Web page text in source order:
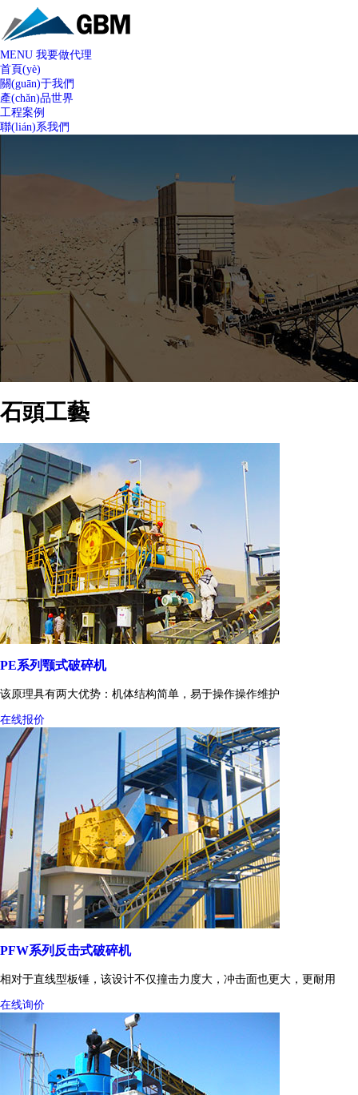
MENU 我要做代理
首頁(yè)
關(guān)于我們
產(chǎn)品世界
工程案例
聯(lián)系我們
石頭工藝
PE系列颚式破碎机
该原理具有两大优势：机体结构简单，易于操作操作维护
在线报价
PFW系列反击式破碎机
相对于直线型板锤，该设计不仅撞击力度大，冲击面也更大，更耐用
在线询价